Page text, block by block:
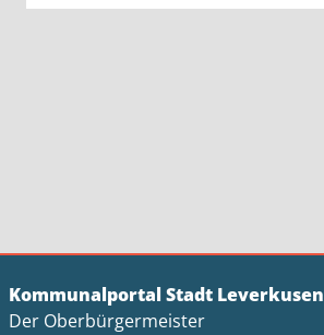
Kommunalportal Stadt Leverkusen
Der Oberbürgermeister